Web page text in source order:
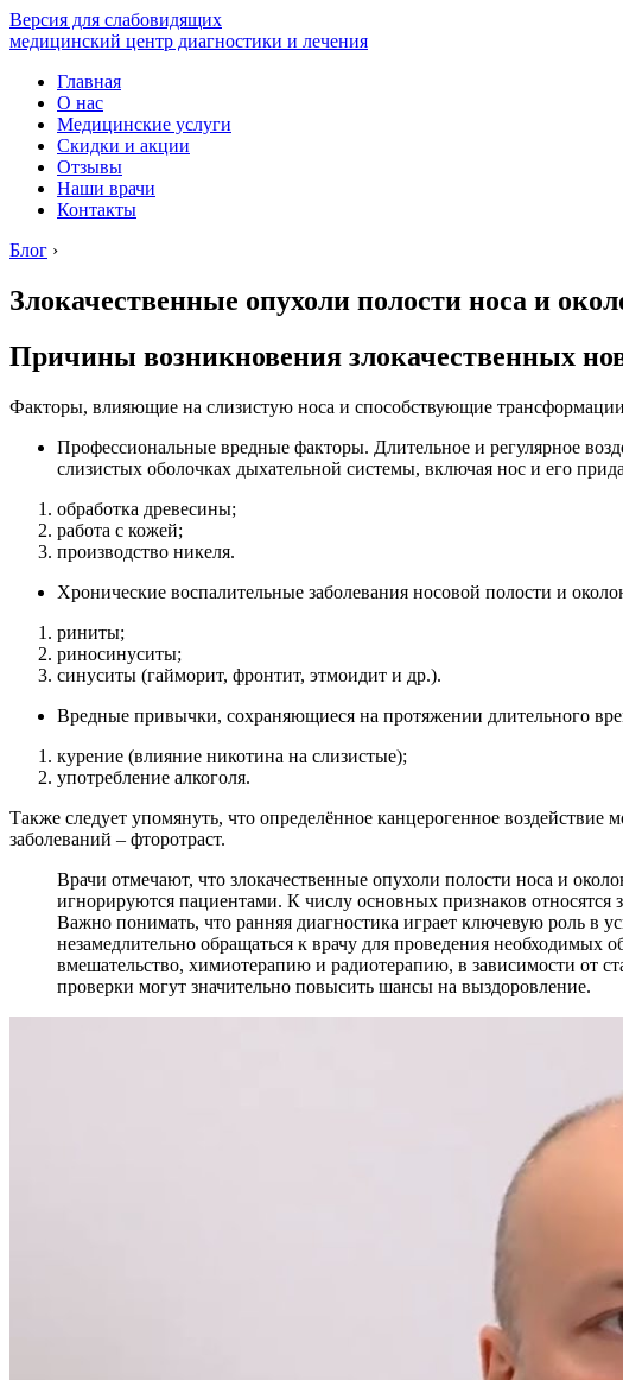
Версия для слабовидящих
медицинский центр диагностики и лечения
Главная
О нас
Медицинские услуги
Скидки и акции
Отзывы
Наши врачи
Контакты
Блог ›
Злокачественные опухоли полости носа и
Причины возникновения злокачественных
Факторы, влияющие на слизистую носа и способствующие
Профессиональные вредные факторы. Длительное и регулярное
слизистых оболочках дыхательной системы, включая нос и его
обработка древесины;
работа с кожей;
производство никеля.
Хронические воспалительные заболевания носовой полости и
риниты;
риносинуситы;
синуситы (гайморит, фронтит, этмоидит и др.).
Вредные привычки, сохраняющиеся на протяжении длительного
курение (влияние никотина на слизистые);
употребление алкоголя.
Также следует упомянуть, что определённое канцерогенное
заболеваний – фторотраст.
Врачи отмечают, что злокачественные опухоли полости носа и
игнорируются пациентами. К числу основных признаков
Важно понимать, что ранняя диагностика играет ключевую роль
незамедлительно обращаться к врачу для проведения
вмешательство, химиотерапию и радиотерапию, в зависимости от
проверки могут значительно повысить шансы на выздоровление.